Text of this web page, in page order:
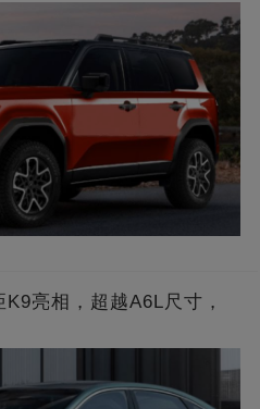
亮相，超越A6L尺寸，